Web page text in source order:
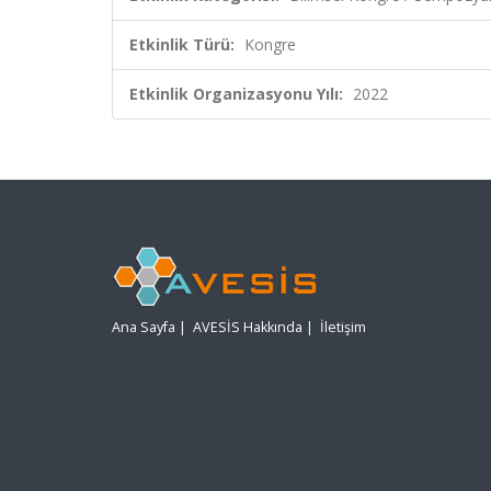
Etkinlik Türü: Kongre
Etkinlik Organizasyonu Yılı: 2022
Ana Sayfa | AVESİS Hakkında | İletişim